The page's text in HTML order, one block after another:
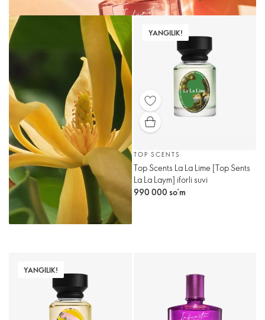
YANGILIK!
TOP SCENTS
Top Scents La La Lime [Top Sents
La La Laym] iforli suvi
990 000 so’m
YANGILIK!